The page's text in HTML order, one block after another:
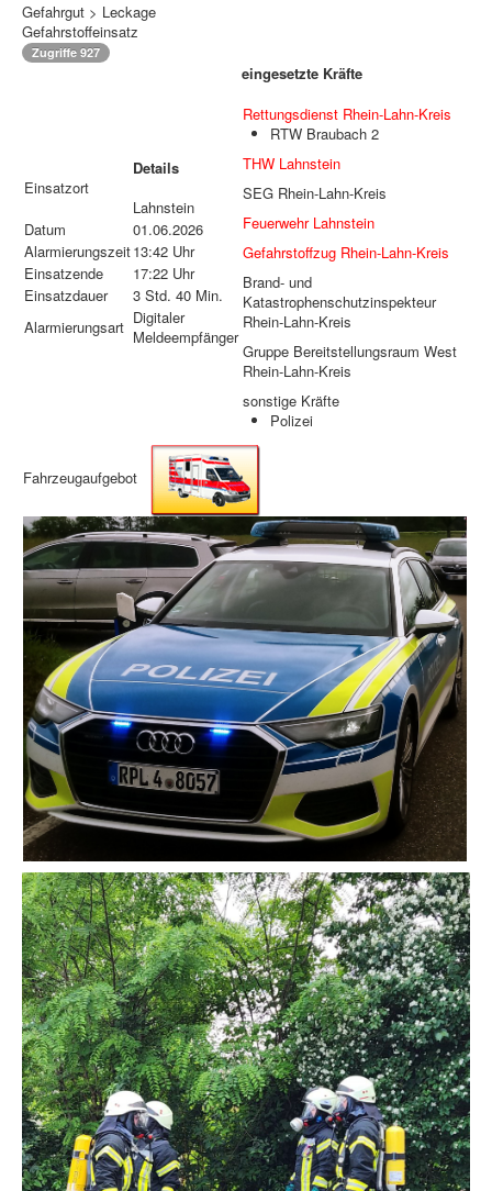
Gefahrgut > Leckage
Gefahrstoffeinsatz
Zugriffe 927
Einsatzort
Details
Lahnstein
Datum
01.06.2026
Alarmierungszeit13:42 Uhr
Einsatzende
17:22 Uhr
Einsatzdauer
3 Std. 40 Min.
Alarmierungsart Digitaler
Meldeempfänger
eingesetzte Kräfte
Rettungsdienst Rhein-Lahn-Kreis
RTW Braubach 2
THW Lahnstein
SEG Rhein-Lahn-Kreis
Feuerwehr Lahnstein
Gefahrstoffzug Rhein-Lahn-Kreis
Brand- und
Katastrophenschutzinspekteur
Rhein-Lahn-Kreis
Gruppe Bereitstellungsraum West
Rhein-Lahn-Kreis
sonstige Kräfte
Polizei
Fahrzeugaufgebot